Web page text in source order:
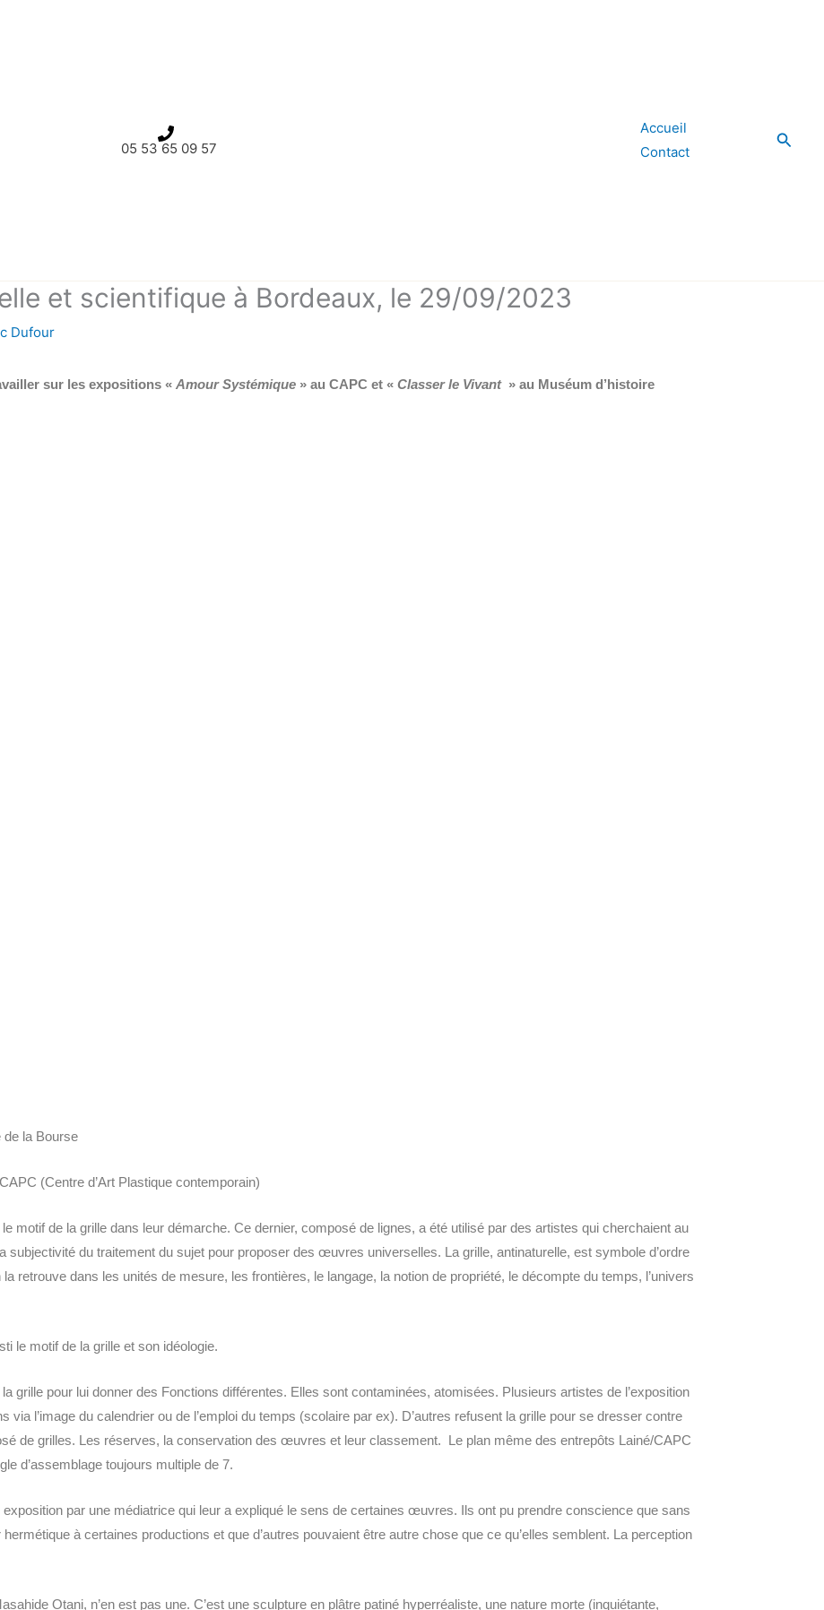
05 53 65 09 57
Accueil
Contact
et scientifique à Bordeaux, le 29/09/2023
Dufour
sur les expositions « Amour Systémique » au CAPC et « Classer le Vivant » au Muséum d’histoire
de la Bourse
(Centre d’Art Plastique contemporain)
le motif de la grille dans leur démarche. Ce dernier, composé de lignes, a été utilisé par des artistes qui cherchaient au
subjectivité du traitement du sujet pour proposer des œuvres universelles. La grille, antinaturelle, est symbole d’ordre
retrouve dans les unités de mesure, les frontières, le langage, la notion de propriété, le décompte du temps, l’univers
le motif de la grille et son idéologie.
grille pour lui donner des Fonctions différentes. Elles sont contaminées, atomisées. Plusieurs artistes de l’exposition
l’image du calendrier ou de l’emploi du temps (scolaire par ex). D’autres refusent la grille pour se dresser contre
de grilles. Les réserves, la conservation des œuvres et leur classement. Le plan même des entrepôts Lainé/CAPC
d’assemblage toujours multiple de 7.
par une médiatrice qui leur a expliqué le sens de certaines œuvres. Ils ont pu prendre conscience que sans
à certaines productions et que d’autres pouvaient être autre chose que ce qu’elles semblent. La perception
Otani, n’en est pas une. C’est une sculpture en plâtre patiné hyperréaliste, une nature morte (inquiétante,